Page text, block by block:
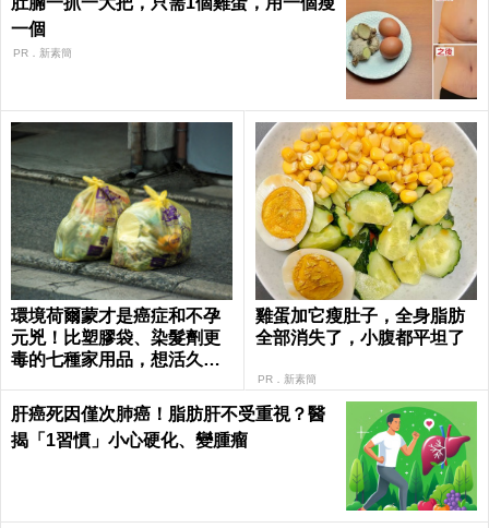
一個
PR．新素簡
環境荷爾蒙才是癌症和不孕
元兇！比塑膠袋、染髮劑更
毒的七種家用品，想活久一
alth
雞蛋加它瘦肚子，全身脂肪
全部消失了，小腹都平坦了
PR．新素簡
肝癌死因僅次肺癌！脂肪肝不受重視？醫
揭「1習慣」小心硬化、變腫瘤